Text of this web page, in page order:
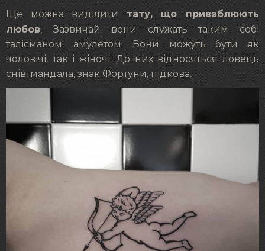
Ще можна виділититату, що приваблюють
любов . Зазвичай вони служать таким собі
талісманом, амулетом. Вони можуть бути як
чоловічі, так і жіночі. До них відносяться ловець
снів, мандала, знак Фортуни, підкова.